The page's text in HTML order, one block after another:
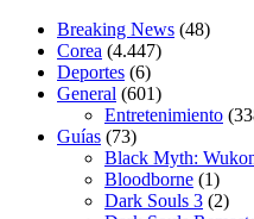
Breaking News (48)
Corea (4.447)
Deportes (6)
General (601)
Entretenimiento
Guías (73)
Black Myth:
Bloodborne (1)
Dark Souls 3 (2)